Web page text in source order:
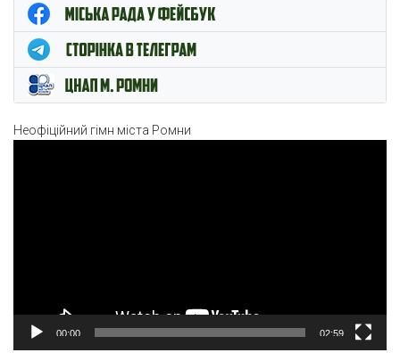
ЦНАП м. Ромни
Неофіційний гімн міста Ромни
00:00 02:59